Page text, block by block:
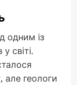
одним із
світі.
але геологи